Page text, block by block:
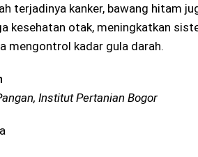
terjadinya kanker, bawang hitam
kesehatan otak, meningkatkan
mengontrol kadar gula darah.
Institut Pertanian Bogor